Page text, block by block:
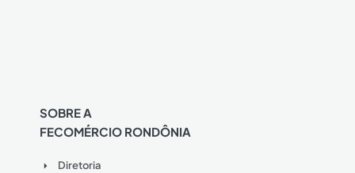
SOBRE A
FECOMÉRCIO RONDÔNIA
Diretoria